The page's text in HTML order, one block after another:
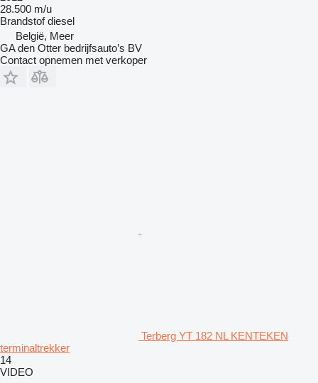
28.500 m/u
Brandstof diesel
België, Meer
GA den Otter bedrijfsauto’s BV
Contact opnemen met verkoper
Terberg YT 182 NL KENTEKEN
terminaltrekker
14
VIDEO